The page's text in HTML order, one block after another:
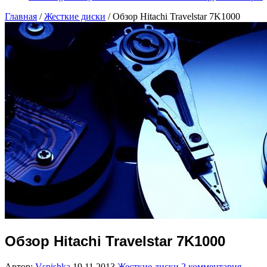
Главная /Жесткие диски /Обзор Hitachi Travelstar 7K1000
Обзор Hitachi Travelstar 7K1000